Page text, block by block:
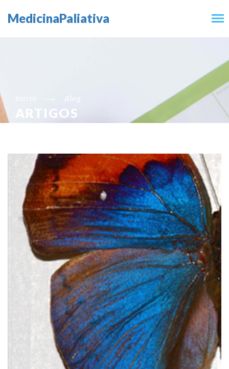
MedicinaPaliativa
Blog
ARTIGOS